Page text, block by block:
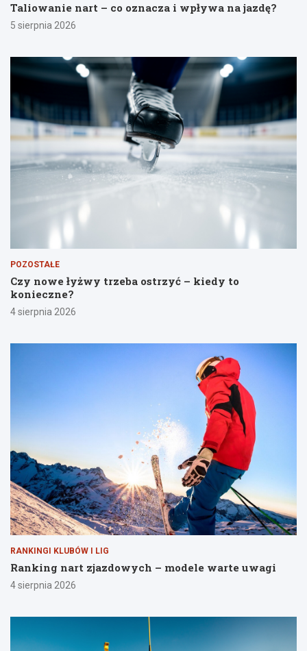
Taliowanie nart – co oznacza i wpływa na jazdę?
5 sierpnia 2026
POZOSTAŁE
Czy nowe łyżwy trzeba ostrzyć – kiedy to
konieczne?
4 sierpnia 2026
RANKINGI KLUBÓW I LIG
Ranking nart zjazdowych – modele warte uwagi
4 sierpnia 2026